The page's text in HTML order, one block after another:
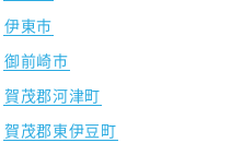
伊東市
御前崎市
賀茂郡河津町
賀茂郡東伊豆町